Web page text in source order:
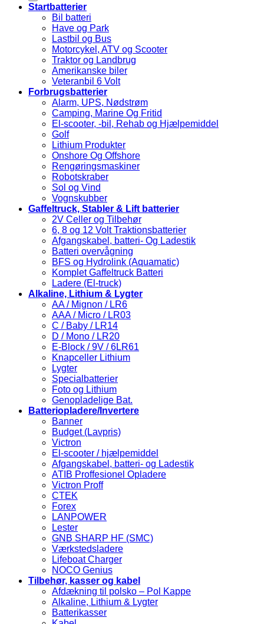
Startbatterier
Bil batteri
Have og Park
Lastbil og Bus
Motorcykel, ATV og Scooter
Traktor og Landbrug
Amerikanske biler
Veteranbil 6 Volt
Forbrugsbatterier
Alarm, UPS, Nødstrøm
Camping, Marine Og Fritid
El-scooter, -bil, Rehab og Hjælpemiddel
Golf
Lithium Produkter
Onshore Og Offshore
Rengøringsmaskiner
Robotskraber
Sol og Vind
Vognskubber
Gaffeltruck, Stabler & Lift batterier
2V Celler og Tilbehør
6, 8 og 12 Volt Traktionsbatterier
Afgangskabel, batteri- Og Ladestik
Batteri overvågning
BFS og Hydrolink (Aquamatic)
Komplet Gaffeltruck Batteri
Ladere (El-truck)
Alkaline, Lithium & Lygter
AA / Mignon / LR6
AAA / Micro / LR03
C / Baby / LR14
D / Mono / LR20
E-Block / 9V / 6LR61
Knapceller Lithium
Lygter
Specialbatterier
Foto og Lithium
Genopladelige Bat.
Batteriopladere/Invertere
Banner
Budget (Lavpris)
Victron
El-scooter / hjælpemiddel
Afgangskabel, batteri- og Ladestik
ATIB Proffesionel Opladere
Victron Proff
CTEK
Forex
LANPOWER
Lester
GNB SHARP HF (SMC)
Værkstedsladere
Lifeboat Charger
NOCO Genius
Tilbehør, kasser og kabel
Afdækning til polsko – Pol Kappe
Alkaline, Lithium & Lygter
Batterikasser